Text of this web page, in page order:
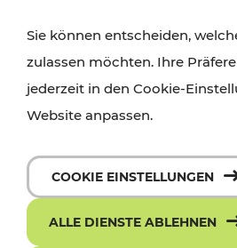
Sie können entscheiden,
zulassen möchten. Ihre
jederzeit in den Cookie-
Website anpassen.
COOKIE EINSTELLUNGEN
ALLE DIENSTE ABLEHNEN